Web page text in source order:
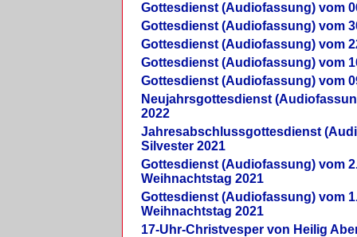
Gottesdienst (Audiofassung) vom
Gottesdienst (Audiofassung) vom
Gottesdienst (Audiofassung) vom
Gottesdienst (Audiofassung) vom
Gottesdienst (Audiofassung) vom
Neujahrsgottesdienst
2022
Jahresabschlussgottesdienst
Silvester 2021
Gottesdienst (Audiofassung) vom
Weihnachtstag 2021
Gottesdienst (Audiofassung) vom
Weihnachtstag 2021
17-Uhr-Christvesper von Heilig